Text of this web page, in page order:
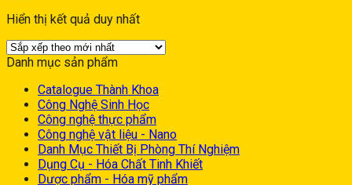
Hiển thị kết quả duy nhất
Danh mục sản phẩm
Catalogue Thành Khoa
Công Nghệ Sinh Học
Công nghệ thực phẩm
Công nghệ vật liệu - Nano
Danh Mục Thiết Bị Phòng Thí Nghiệm
Dụng Cụ - Hóa Chất Tinh Khiết
Dược phẩm - Hóa mỹ phẩm